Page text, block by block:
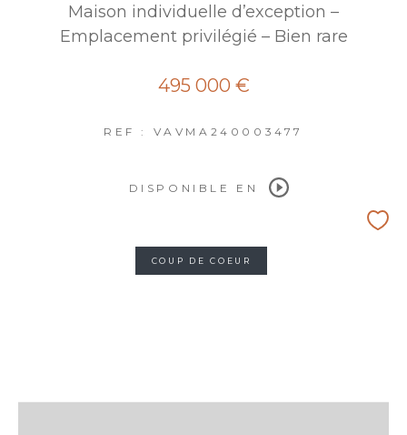
Maison individuelle d’exception –
Emplacement privilégié – Bien rare
495 000 €
REF : VAVMA240003477
DISPONIBLE EN
COUP DE COEUR